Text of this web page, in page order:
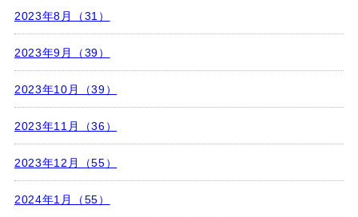
2023年8月（31）
2023年9月（39）
2023年10月（39）
2023年11月（36）
2023年12月（55）
2024年1月（55）